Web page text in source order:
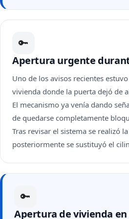
🔑
Apertura urgente
Uno de los avisos recientes
vivienda donde la puerta dejó de
El mecanismo ya venía dando
de quedarse completamente
Tras revisar el sistema se realizó
posteriormente se sustituyó el
🔑
Apertura de vivienda en